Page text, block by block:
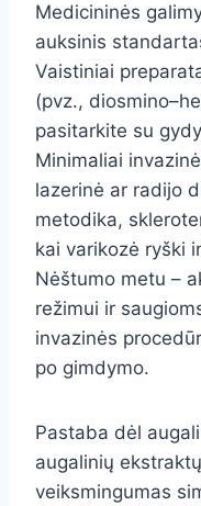
Medicininės
auksinis
Vaistiniai
(pvz.,
pasitarkite su
Minimaliai
lazerinė ar radijo
metodika,
kai varikozė ryški
Nėštumo metu –
režimui ir
invazinės
po gimdymo.
Pastaba dėl
augalinių
veiksmingumas